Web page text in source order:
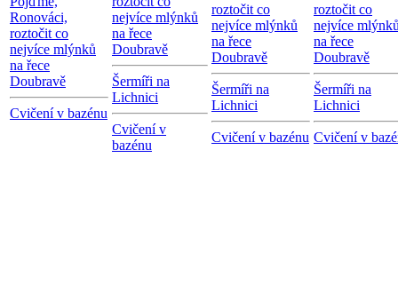
Ronováci,
roztočit co
nejvíce mlýnků
na řece
Doubravě
Cvičení v bazénu
nejvíce mlýnků
na řece
Doubravě
Šermíři na
Lichnici
Cvičení v
bazénu
roztočit co
nejvíce mlýnků
na řece
Doubravě
Šermíři na
Lichnici
Cvičení v bazénu
roztočit co
nejvíce
na řece
Doubravě
Šermíři na
Lichnici
Cvičení v